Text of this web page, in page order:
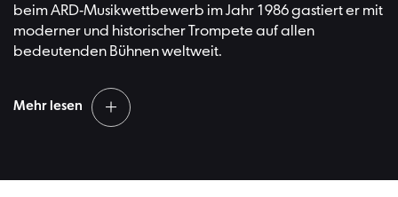
beim ARD-Musikwettbewerb im Jahr 1986 gastiert er mit
moderner und historischer Trompete auf allen
bedeutenden Bühnen weltweit.
Mehr lesen
Solotrompeter des Lucerne Festival Orchestra, daneben